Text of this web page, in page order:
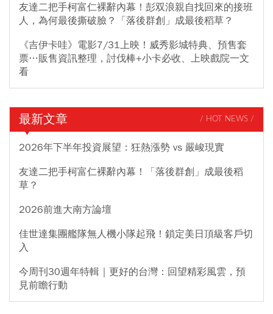
友達二把手柯富仁裸辭內幕！彭双浪親自找回來的接班
人，為何最後撕破臉？「落後群創」成最後稻草？
《吉伊卡哇》電影7/31上映！威秀影城特典、預售套
票…販售資訊整理，討伐棒+小卡必收、上映戲院一文
看
最新文章 / HOT NEWS /
2026年下半年投資展望：狂熱漲勢 vs 嚴峻現實
友達二把手柯富仁裸辭內幕！「落後群創」成最後稻
草？
2026前進大南方論壇
佳世達集團艦隊無人機小隊起飛！鎖定美日頂級客戶切
入
今周刊30週年特輯｜更好的台灣：回望精彩風雲，預
見前瞻行動